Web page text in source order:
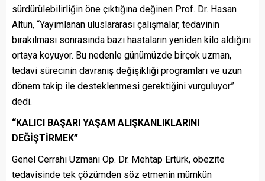
sürdürülebilirliğin öne çıktığına değinen Prof. Dr. Hasan
Altun, “Yayımlanan uluslararası çalışmalar, tedavinin
bırakılması sonrasında bazı hastaların yeniden kilo aldığını
ortaya koyuyor. Bu nedenle günümüzde birçok uzman,
tedavi sürecinin davranış değişikliği programları ve uzun
dönem takip ile desteklenmesi gerektiğini vurguluyor”
dedi.
“KALICI BAŞARI YAŞAM ALIŞKANLIKLARINI
DEĞİŞTİRMEK”
Genel Cerrahi Uzmanı Op. Dr. Mehtap Ertürk, obezite
tedavisinde tek çözümden söz etmenin mümkün